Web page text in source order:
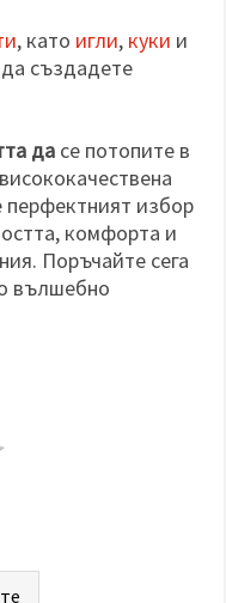
, като игли, куки и
създадете
да се потопите в
перфектният избор
комфорта и
Поръчайте сега
вълшебно